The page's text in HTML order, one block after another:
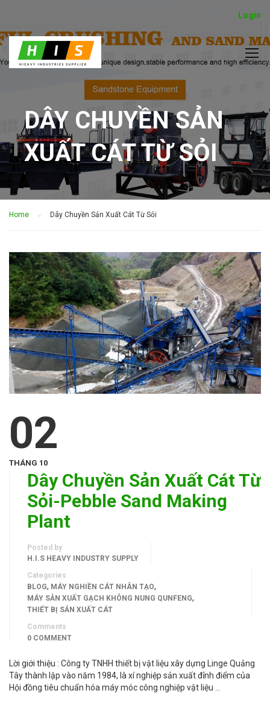
Login
DÂY CHUYỀN SẢN
XUẤT CÁT TỪ SỎI
Home Dây Chuyền Sản Xuất Cát Từ Sỏi
02
THÁNG 10
Dây Chuyền Sản Xuất Cát Từ
Sỏi-Pebble Sand Making
Plant
Posted by
H.I.S HEAVY INDUSTRY SUPPLY
Categories
BLOG, MÁY NGHIỀN CÁT NHÂN TẠO,
MÁY SẢN XUẤT GẠCH KHÔNG NUNG QUNFENG,
THIẾT BỊ SẢN XUẤT CÁT
Comments
0 COMMENT
Lời giới thiệu : Công ty TNHH thiết bị vật liệu xây dựng Linge Quảng
Tây thành lập vào năm 1984, là xí nghiệp sản xuất đỉnh điểm của
Hội đồng tiêu chuẩn hóa máy móc công nghiệp vật liệu …